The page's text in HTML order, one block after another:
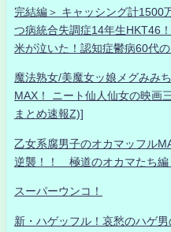
完結編＞ キャッシング計1500
つ病統合失調症14年生HKT46
米が泣いた！認知症鬱病60代
魔法熟女/美魔女ッ娘メグみみ
MAX！ ニート仙人仙女の映画
まとめ速報Z)]
乙女系腐男子のオカマッフル
逆襲！！ 極道のオカマたち編
スーパーウンコ！
新・ハゲッフル！哀愁のハゲ